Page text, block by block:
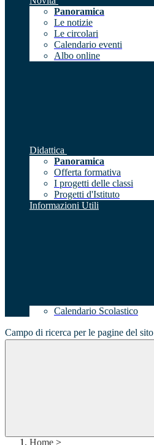
Panoramica
Le notizie
Le circolari
Calendario eventi
Albo online
Didattica
Panoramica
Offerta formativa
I progetti delle classi
Progetti d'Istituto
Informazioni Utili
Calendario Scolastico
Campo di ricerca per le pagine del sito
Home >